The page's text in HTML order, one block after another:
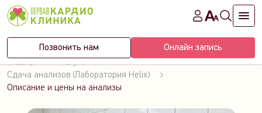
Позвонить нам
Онлайн запись
Главная
Услуги
Сдача анализов (Лаборатория Helix)
Описание и цены на анализы